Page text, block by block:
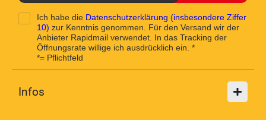
Ich habe die Datenschutzerklärung (insbesondere Ziffer
10) zur Kenntnis genommen. Für den Versand wir der
Anbieter Rapidmail verwendet. In das Tracking der
Öffnungsrate willige ich ausdrücklich ein. *
*= Pflichtfeld
Infos